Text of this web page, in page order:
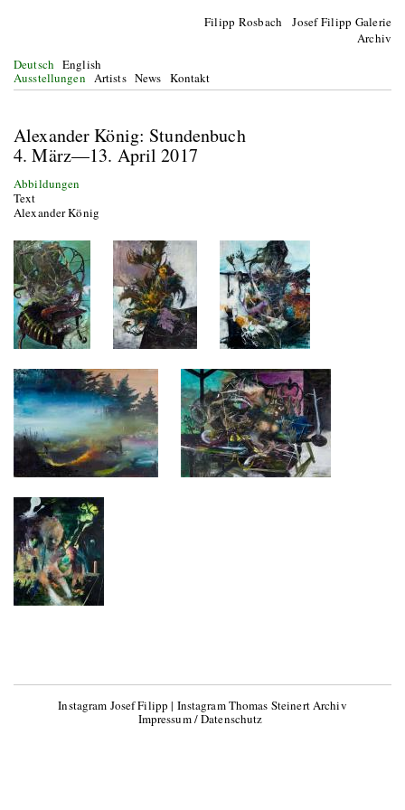
Filipp Rosbach Josef Filipp Galerie
Archiv
Deutsch English
Ausstellungen Artists News Kontakt
Alexander König: Stundenbuch
4. März—13. April 2017
Abbildungen
Text
Alexander König
Instagram Josef Filipp | Instagram Thomas Steinert Archiv
Impressum / Datenschutz